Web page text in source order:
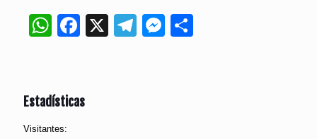
WhatsApp
Facebook
X Telegram
Messenger
Estadísticas
Visitantes: